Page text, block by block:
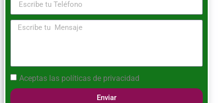
Aceptas las políticas de privacidad
Enviar